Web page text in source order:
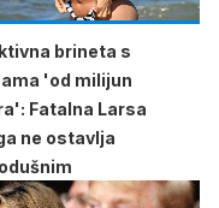
brineta s
'od milijun
Fatalna Larsa
ne ostavlja